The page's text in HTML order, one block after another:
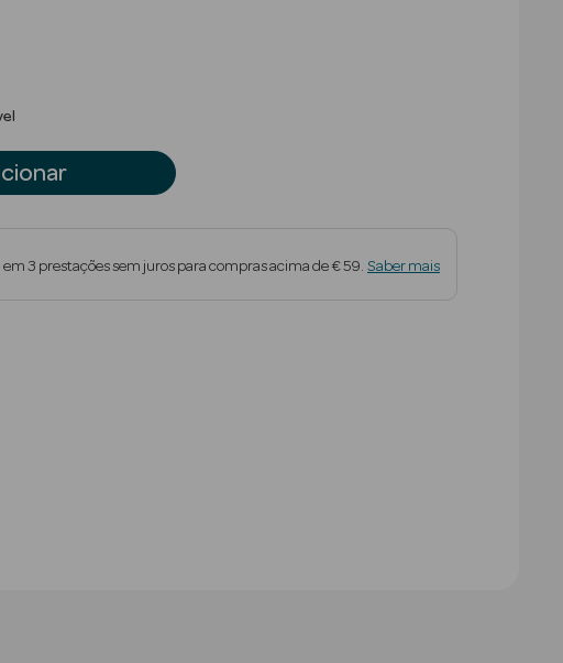
em 3 prestações sem juros para compras acima de € 59. Saber mais